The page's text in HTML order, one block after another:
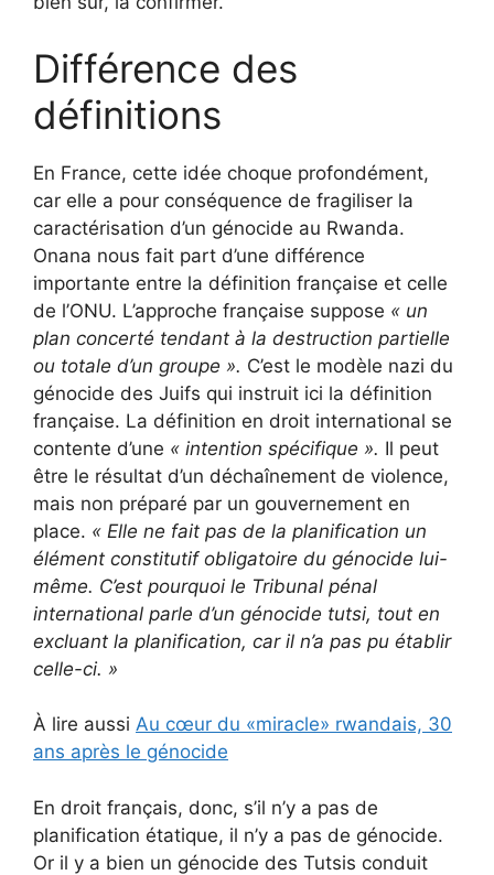
Différence des
définitions
En France, cette idée choque profondément,
car elle a pour conséquence de fragiliser la
caractérisation d’un génocide au Rwanda.
Onana nous fait part d’une différence
importante entre la définition française et celle
de l’ONU. L’approche française suppose « un
plan concerté tendant à la destruction partielle
ou totale d’un groupe ». C’est le modèle nazi du
génocide des Juifs qui instruit ici la définition
française. La définition en droit international se
contente d’une « intention spécifique ». Il peut
être le résultat d’un déchaînement de violence,
mais non préparé par un gouvernement en
place. « Elle ne fait pas de la planification un
élément constitutif obligatoire du génocide lui-
même. C’est pourquoi le Tribunal pénal
international parle d’un génocide tutsi, tout en
excluant la planification, car il n’a pas pu établir
celle-ci. »
À lire aussi Au cœur du «miracle» rwandais, 30
ans après le génocide
En droit français, donc, s’il n’y a pas de
planification étatique, il n’y a pas de génocide.
Or il y a bien un génocide des Tutsis conduit